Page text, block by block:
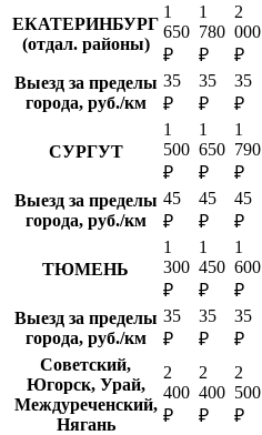
ЕКАТЕРИНБУРГ
(отдал. районы)
1
650
₽
1
780
₽
2
000
₽
Выезд за пределы
города, руб./км
35
₽
35
₽
35
₽
СУРГУТ
1
500
₽
1
650
₽
1
790
₽
Выезд за пределы
города, руб./км
45
₽
45
₽
45
₽
ТЮМЕНЬ
1
300
₽
1
450
₽
1
600
₽
Выезд за пределы
города, руб./км
35
₽
35
₽
35
₽
Советский,
Югорск, Урай,
Междуреченский,
Нягань
2
400
₽
2
400
₽
2
500
₽